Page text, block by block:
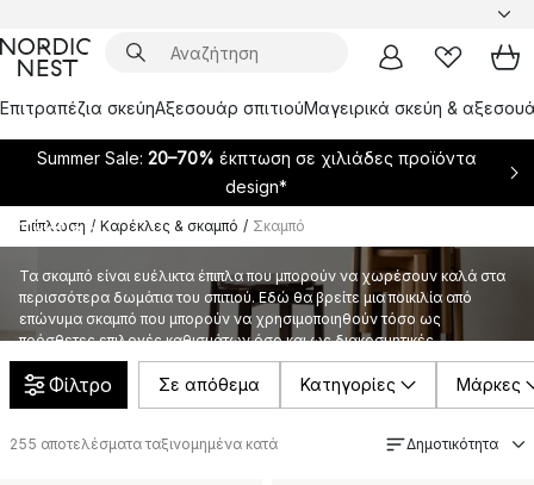
Επιτραπέζια σκεύηΑξεσουάρ σπιτιούΜαγειρικά σκεύη &
Summer Sale: 20–70% έκπτωση σε χιλιάδες προϊόντα
design*
Επίπλωση / Καρέκλες & σκαμπό / Σκαμπό
Σκαμπό
Τα σκαμπό είναι ευέλικτα έπιπλα που μπορούν να χωρέσουν καλά στα
περισσότερα δωμάτια του σπιτιού. Εδώ θα βρείτε μια ποικιλία από
επώνυμα σκαμπό που μπορούν να χρησιμοποιηθούν τόσο ως
πρόσθετες επιλογές καθισμάτων όσο και ως διακοσμητικές
λεπτομέρειες στην κουζίνα, το σαλόνι, το υπνοδωμάτιο ή το διάδρομο.
Φίλτρο Σε απόθεμα Κατηγορίες Μάρκες
255 αποτελέσματα ταξινομημένα κατά Δημοτικότητα